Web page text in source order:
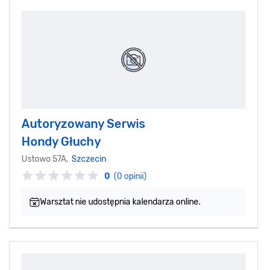
Autoryzowany Serwis
Hondy Głuchy
Ustowo 57A, Szczecin
0 (0 opinii)
Warsztat nie udostępnia kalendarza online.